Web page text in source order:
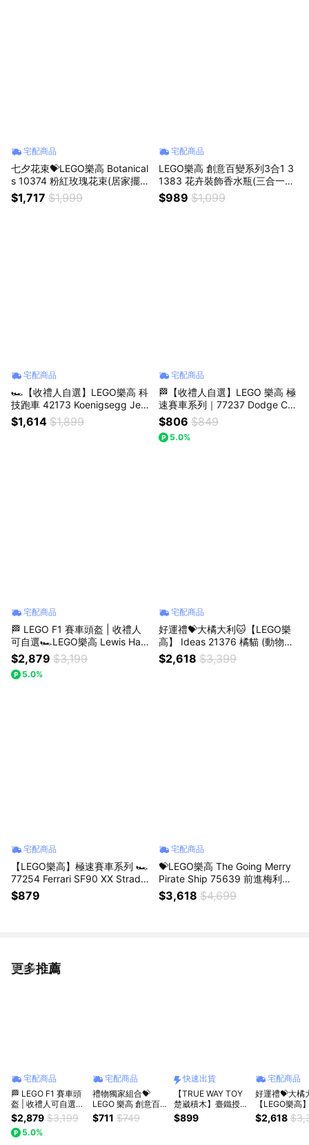
宅配商品
七夕花束💝LEGO樂高 Botanical
s 10374 粉紅玫瑰花束(居家擺設
花藝)
$1,717 $1,999
宅配商品
LEGO樂高 創意百變系列3合1 3
1383 花卉裝飾香水瓶(三合一玩
具 創意力遊戲)
$989 $1,099
宅配商品
🏎️【收禮人自選】LEGO樂高 科
技跑車 42173 Koenigsegg Jes
ko Absolut 灰色極致超跑 / 421
51 Bugatti Bolide布加迪 跑車模
$1,614 $1,899
宅配商品
🏁【收禮人自選】LEGO 樂高 極
速賽車系列｜77237 Dodge Ch
allenger SRT Hellcat(美式肌肉
車)・77239 Porsche 911 ・ 77
240 Bugatti
$806 $849
5.0%
宅配商品
🏁 LEGO F1 賽車頭盔 | 收禮人
可自選🏎️LEGO樂高 Lewis Ham
ilton｜Charles Leclerc ｜Lando
Norris｜Oscar Piastri 頭盔
$2,879 $3,199
5.0%
宅配商品
好運禮💝大橘大利🐱【LEGO樂
高】 Ideas 21376 橘貓 (動物玩
具 居家擺設 )
$2,618 $3,399
宅配商品
【LEGO樂高】極速賽車系列 🏎️
77254 Ferrari SF90 XX Stradal
e 跑車(法拉利跑車)
$879
宅配商品
💝LEGO樂高 The Going Merry
Pirate Ship 75639 前進梅利號
海賊船(ONE PIECE) 新年。生
日。情人。祝福。朋友。居家擺
$3,618 $4,699
更多推薦
看更多
宅配商品
🏁 LEGO F1 賽車頭
盔 | 收禮人可自選🏎️
LEGO樂高 Lewis
Hamilton｜Charles
Leclerc ｜Lando
$2,879 $3,199
5.0%
宅配商品
禮物獨家組合💝
LEGO 樂高 創意百
變系列3合1 31147
復古照相機
$711 $749
快速出貨
【TRUE WAY TOY
楚崴積木】臺鐵授權
｜CT-273仲夏寶島
號2合1蒸汽火車積木
$899
宅配商品
好運禮💝大橘
【LEGO樂高
Ideas 21376 橘貓
(動物玩具 居
$2,618